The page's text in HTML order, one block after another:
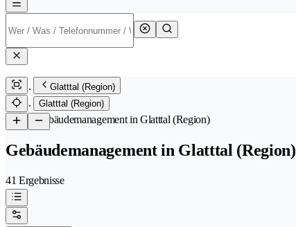
Glatttal (Region)
Glatttal (Region)
/Gebäudemanagement in Glatttal (Region)
Gebäudemanagement in Glatttal (Region)
41 Ergebnisse